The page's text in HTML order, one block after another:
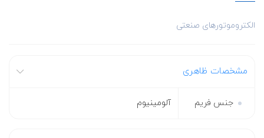
الکتروموتورهای صنعتی
مشخصات ظاهری
جنس فریم آلومینیوم